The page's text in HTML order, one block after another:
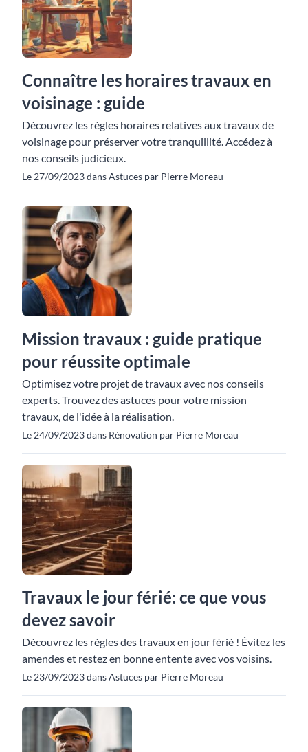
Connaître les horaires travaux en
voisinage : guide
Découvrez les règles horaires relatives aux travaux de
voisinage pour préserver votre tranquillité. Accédez à
nos conseils judicieux.
Le 27/09/2023 dans Astuces par Pierre Moreau
Mission travaux : guide pratique
pour réussite optimale
Optimisez votre projet de travaux avec nos conseils
experts. Trouvez des astuces pour votre mission
travaux, de l'idée à la réalisation.
Le 24/09/2023 dans Rénovation par Pierre Moreau
Travaux le jour férié: ce que vous
devez savoir
Découvrez les règles des travaux en jour férié ! Évitez les
amendes et restez en bonne entente avec vos voisins.
Le 23/09/2023 dans Astuces par Pierre Moreau